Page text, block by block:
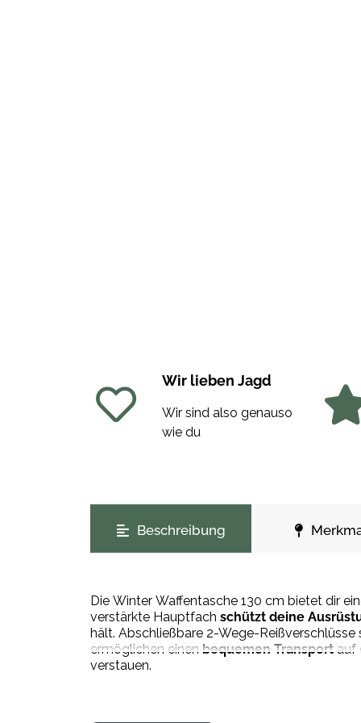
Wir lieben Jagd
Wir sind also genauso
wie du
Beschreibung
Die Winter Waffentasche 130 cm bietet dir
verstärkte Hauptfach schützt deine
hält. Abschließbare 2-Wege-
ermöglichen einen bequemen Transport auf
verstauen.